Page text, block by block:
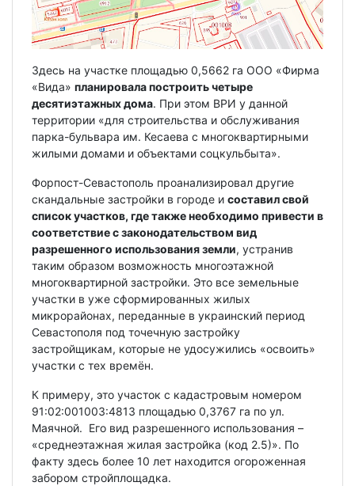
Здесь на участке площадью 0,5662 га ООО «Фирма
«Вида» планировала построить четыре
десятиэтажных дома. При этом ВРИ у данной
территории «для строительства и обслуживания
парка-бульвара им. Кесаева с многоквартирными
жилыми домами и объектами соцкульбыта».
Форпост-Севастополь проанализировал другие
скандальные застройки в городе и составил свой
список участков, где также необходимо привести в
соответствие с законодательством вид
разрешенного использования земли, устранив
таким образом возможность многоэтажной
многоквартирной застройки. Это все земельные
участки в уже сформированных жилых
микрорайонах, переданные в украинский период
Севастополя под точечную застройку
застройщикам, которые не удосужились «освоить»
участки с тех времён.
К примеру, это участок с кадастровым номером
91:02:001003:4813 площадью 0,3767 га по ул.
Маячной. Его вид разрешенного использования –
«среднеэтажная жилая застройка (код 2.5)». По
факту здесь более 10 лет находится огороженная
забором стройплощадка.